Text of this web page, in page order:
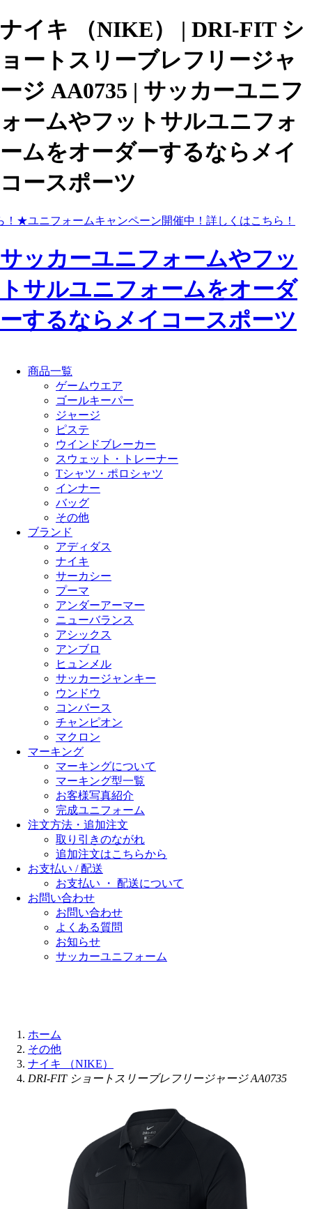
ナイキ （NIKE） | DRI-FIT シ
ョートスリーブレフリージャ
ージ AA0735 | サッカーユニフ
ォームやフットサルユニフォ
ームをオーダーするならメイ
コースポーツ
★ユニフォームキャンペーン開催中！詳しくはこちら！
サッカーユニフォームやフッ
トサルユニフォームをオーダ
ーするならメイコースポーツ
商品一覧
ゲームウエア
ゴールキーパー
ジャージ
ピステ
ウインドブレーカー
スウェット・トレーナー
Tシャツ・ポロシャツ
インナー
バッグ
その他
ブランド
アディダス
ナイキ
サーカシー
プーマ
アンダーアーマー
ニューバランス
アシックス
アンブロ
ヒュンメル
サッカージャンキー
ウンドウ
コンバース
チャンピオン
マクロン
マーキング
マーキングについて
マーキング型一覧
お客様写真紹介
完成ユニフォーム
注文方法・追加注文
取り引きのながれ
追加注文はこちらから
お支払い / 配送
お支払い ・ 配送について
お問い合わせ
お問い合わせ
よくある質問
お知らせ
サッカーユニフォーム
ホーム
その他
ナイキ （NIKE）
DRI-FIT ショートスリーブレフリージャージ AA0735